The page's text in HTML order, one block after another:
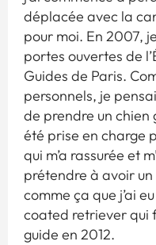
déplacée avec la
pour moi. En 2007,
portes ouvertes de
Guides de Paris.
personnels, je
de prendre un chien
été prise en charge
qui m’a rassurée et
prétendre à avoir un
comme ça que j’ai
coated retriever qui
guide en 2012.